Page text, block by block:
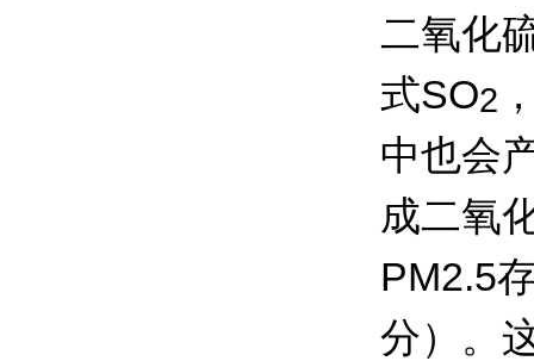
二氧化
式SO2
中也会
成二氧
PM2.5
分）。